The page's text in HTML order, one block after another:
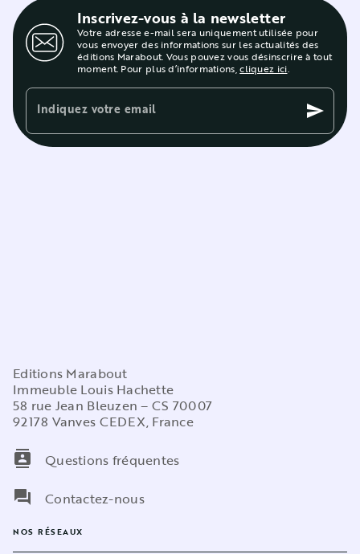
Inscrivez-vous à la newsletter
Votre adresse e-mail sera uniquement utilisée pour
vous envoyer des informations sur les actualités des
éditions Marabout. Vous pouvez vous désinscrire à tout
moment. Pour plus d’informations,cliquez ici.
Indiquez votre email send
Editions Marabout
Immeuble Louis Hachette
58 rue Jean Bleuzen – CS 70007
92178 Vanves CEDEX, France
contacts
Questions fréquentes
question_answer
Contactez-nous
NOS RÉSEAUX